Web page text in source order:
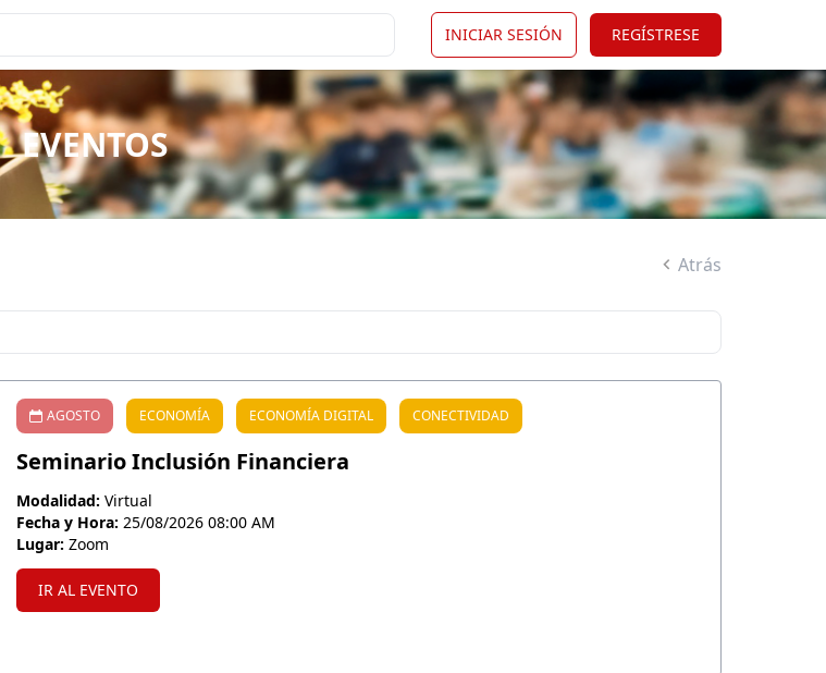
INICIAR SESIÓN REGÍSTRESE
EVENTOS
Atrás
AGOSTO ECONOMÍA ECONOMÍA DIGITAL CONECTIVIDAD
Seminario Inclusión Financiera
Modalidad: Virtual
Fecha y Hora: 25/08/2026 08:00 AM
Lugar: Zoom
IR AL EVENTO